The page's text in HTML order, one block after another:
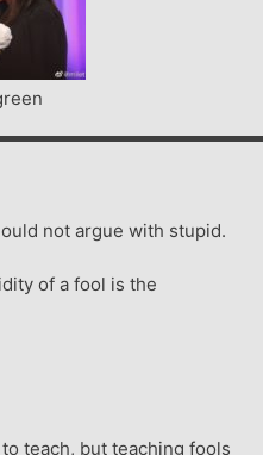
not argue with stupid.
of a fool is the
teach, but teaching fools